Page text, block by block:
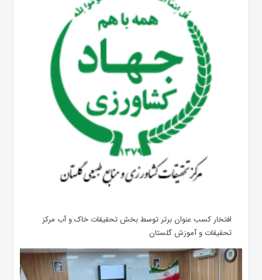
افتخار کسب عنوان برتر توسط بخش تحقیقات خاک و آب مرکز
تحقیقات و آموزش گلستان